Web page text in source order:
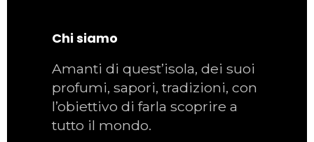
Chi siamo
Amanti di quest’isola, dei suoi
profumi, sapori, tradizioni, con
l’obiettivo di farla scoprire a
tutto il mondo.